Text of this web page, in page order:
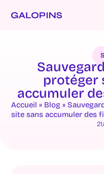
protéger
accumuler
Accueil » Blog »
site sans accumuler des